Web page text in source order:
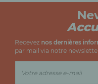
Recevez nos dernières
par mail via notre